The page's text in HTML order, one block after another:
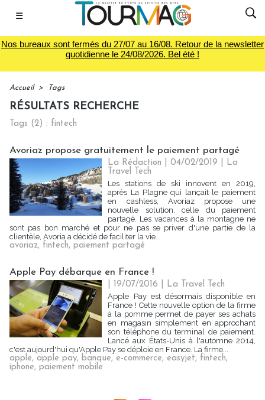
☰
Nos bureaux sont fermés du 27/07 au 16/08. Retour de la newsletter
quotidienne le 24/08/2026. Bel été !
Accueil > Tags
RÉSULTATS RECHERCHE
Tags (2) : fintech
Avoriaz propose gratuitement le paiement partagé
La Rédaction | 04/02/2019
La
Travel Tech
Les stations de ski innovent en 2019,
après La Plagne qui lançait le paiement
en cashless, Avoriaz propose une
nouvelle solution, celle du paiement
partagé. Les vacances à la montagne ne
sont pas bon marché et pour ne pas se priver d'une partie de la
clientèle, Avoria a décidé de faciliter la vie...
avoriaz, fintech, paiement partagé
Apple Pay débarque en France !
| 19/07/2016
La Travel Tech
Apple Pay est désormais disponible en
France ! Cette nouvelle option de la firme
à la pomme permet de payer ses achats
en magasin simplement en approchant
son téléphone du terminal de paiement.
Lancé aux États-Unis à l'automne 2014,
c'est aujourd'hui qu'Apple Pay se déploie en France. La firme...
apple, apple pay, banque, e-commerce, easyjet, fintech,
iphone, paiement mobile